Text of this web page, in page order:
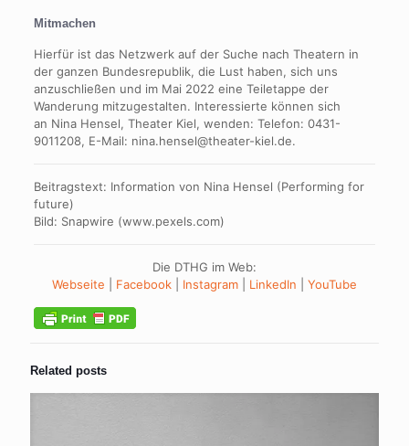
Mitmachen
Hierfür ist das Netzwerk auf der Suche nach Theatern in
der ganzen Bundesrepublik, die Lust haben, sich uns
anzuschließen und im Mai 2022 eine Teiletappe der
Wanderung mitzugestalten. Interessierte können sich
an Nina Hensel, Theater Kiel, wenden: Telefon: 0431-
9011208, E-Mail: nina.hensel@theater-kiel.de.
Beitragstext: Information von Nina Hensel (Performing for
future)
Bild: Snapwire (www.pexels.com)
Die DTHG im Web:
Webseite
Facebook| Instagram| LinkedIn YouTube
Related posts